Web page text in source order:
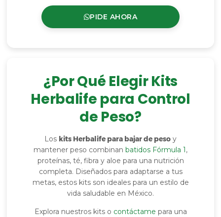
PIDE AHORA
¿Por Qué Elegir Kits
Herbalife para Control
de Peso?
Los kits Herbalife para bajar de peso y
mantener peso combinan batidos Fórmula 1 ,
proteínas, té, fibra y aloe para una nutrición
completa. Diseñados para adaptarse a tus
metas, estos kits son ideales para un estilo de
vida saludable en México.
Explora nuestros kits o contáctame para una